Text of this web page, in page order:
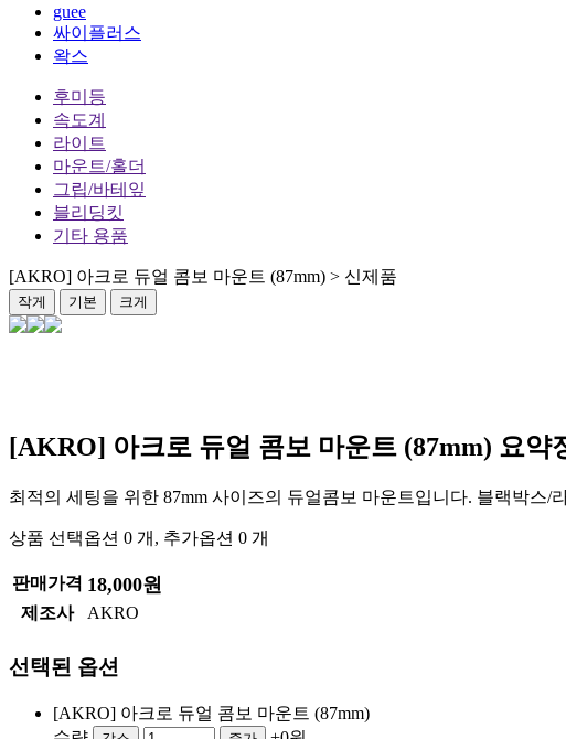
guee
싸이플러스
왁스
후미등
속도계
라이트
마운트/홀더
그립/바테잎
블리딩킷
기타 용품
[AKRO] 아크로 듀얼 콤보 마운트 (87mm) > 신제품
작게 기본 크게
[AKRO] 아크로 듀얼 콤보 마운트 (87mm) 요약
최적의 세팅을 위한 87mm 사이즈의 듀얼콤보 마운트입니다. 블랙박스/
상품 선택옵션 0 개, 추가옵션 0 개
판매가격 18,000원
제조사 AKRO
선택된 옵션
[AKRO] 아크로 듀얼 콤보 마운트 (87mm)